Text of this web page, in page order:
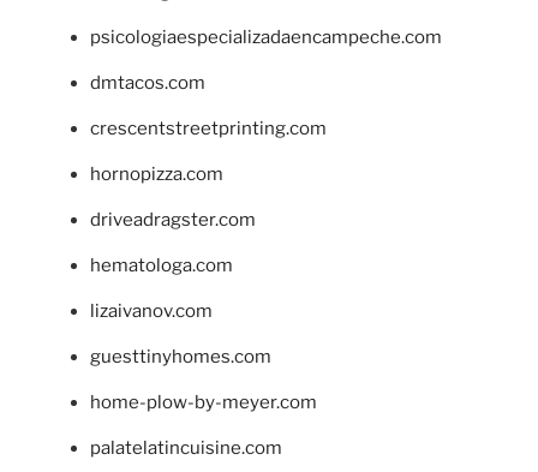
psicologiaespecializadaencampeche.com
dmtacos.com
crescentstreetprinting.com
hornopizza.com
driveadragster.com
hematologa.com
lizaivanov.com
guesttinyhomes.com
home-plow-by-meyer.com
palatelatincuisine.com